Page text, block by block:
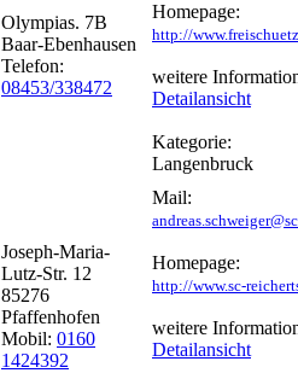
Olympias. 7B
Baar-Ebenhausen
Telefon:
08453/338472
Homepage:
http://
weitere
Detailansicht
Kategorie:
Langenbruck
Joseph-Maria-
Lutz-Str. 12
85276
Pfaffenhofen
Mobil: 0160
1424392
Mail:
Homepage:
http://www.sc-
weitere
Detailansicht